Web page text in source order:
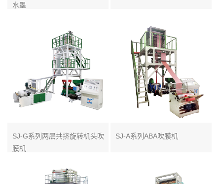
水墨
SJ-G系列两层共挤旋转机头吹
膜机
SJ-A系列ABA吹膜机